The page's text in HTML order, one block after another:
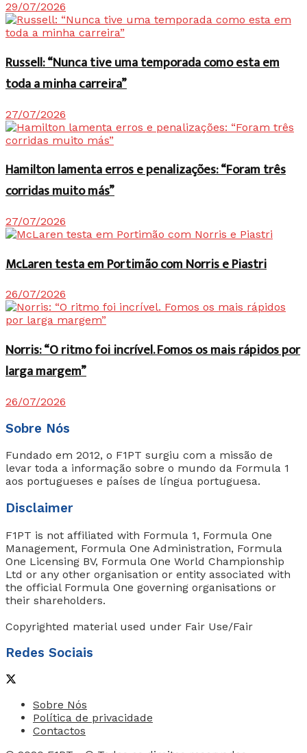
29/07/2026
Russell: “Nunca tive uma temporada como esta em
toda a minha carreira”
27/07/2026
Hamilton lamenta erros e penalizações: “Foram três
corridas muito más”
27/07/2026
McLaren testa em Portimão com Norris e Piastri
26/07/2026
Norris: “O ritmo foi incrível. Fomos os mais rápidos por
larga margem”
26/07/2026
Sobre Nós
Fundado em 2012, o F1PT surgiu com a missão de
levar toda a informação sobre o mundo da Formula 1
aos portugueses e países de língua portuguesa.
Disclaimer
F1PT is not affiliated with Formula 1, Formula One
Management, Formula One Administration, Formula
One Licensing BV, Formula One World Championship
Ltd or any other organisation or entity associated with
the official Formula One governing organisations or
their shareholders.
Copyrighted material used under Fair Use/Fair
Redes Sociais
Sobre Nós
Política de privacidade
Contactos